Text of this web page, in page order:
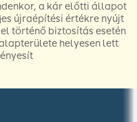
a kár előtti állapot
újraépítési értékre nyújt
történő biztosítás esetén
helyesen lett